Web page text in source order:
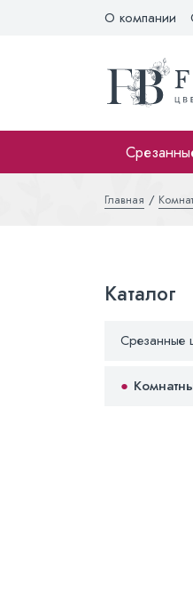
О компании
Главная
Каталог
Срезанные